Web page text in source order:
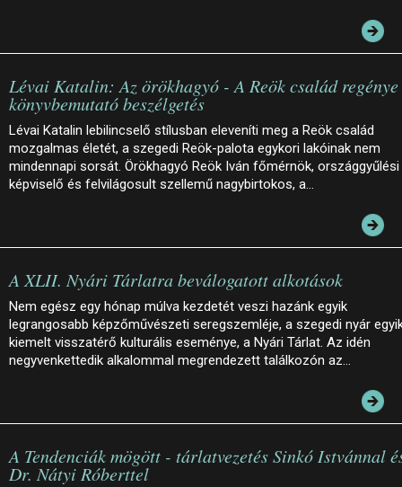
Lévai Katalin: Az örökhagyó - A Reök család
könyvbemutató beszélgetés
Lévai Katalin lebilincselő stílusban eleveníti meg a Reök család
mozgalmas életét, a szegedi Reök-palota egykori lakóinak nem
mindennapi sorsát. Örökhagyó Reök Iván főmérnök, országgyűlési
képviselő és felvilágosult szellemű nagybirtokos, a…
A XLII. Nyári Tárlatra beválogatott alkotások
Nem egész egy hónap múlva kezdetét veszi hazánk egyik
legrangosabb képzőművészeti seregszemléje, a szegedi nyár
kiemelt visszatérő kulturális eseménye, a Nyári Tárlat. Az idén
negyvenkettedik alkalommal megrendezett találkozón az…
A Tendenciák mögött - tárlatvezetés Sinkó Istvánnal
Dr. Nátyi Róberttel